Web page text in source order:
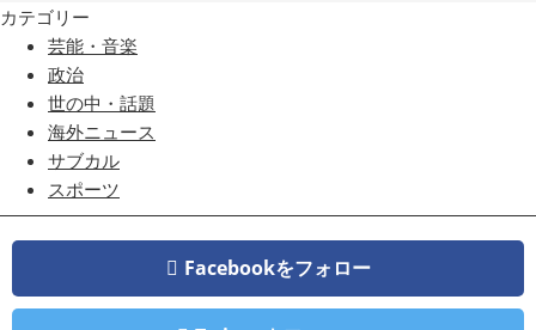
カテゴリー
芸能・音楽
政治
世の中・話題
海外ニュース
サブカル
スポーツ
Facebookをフォロー